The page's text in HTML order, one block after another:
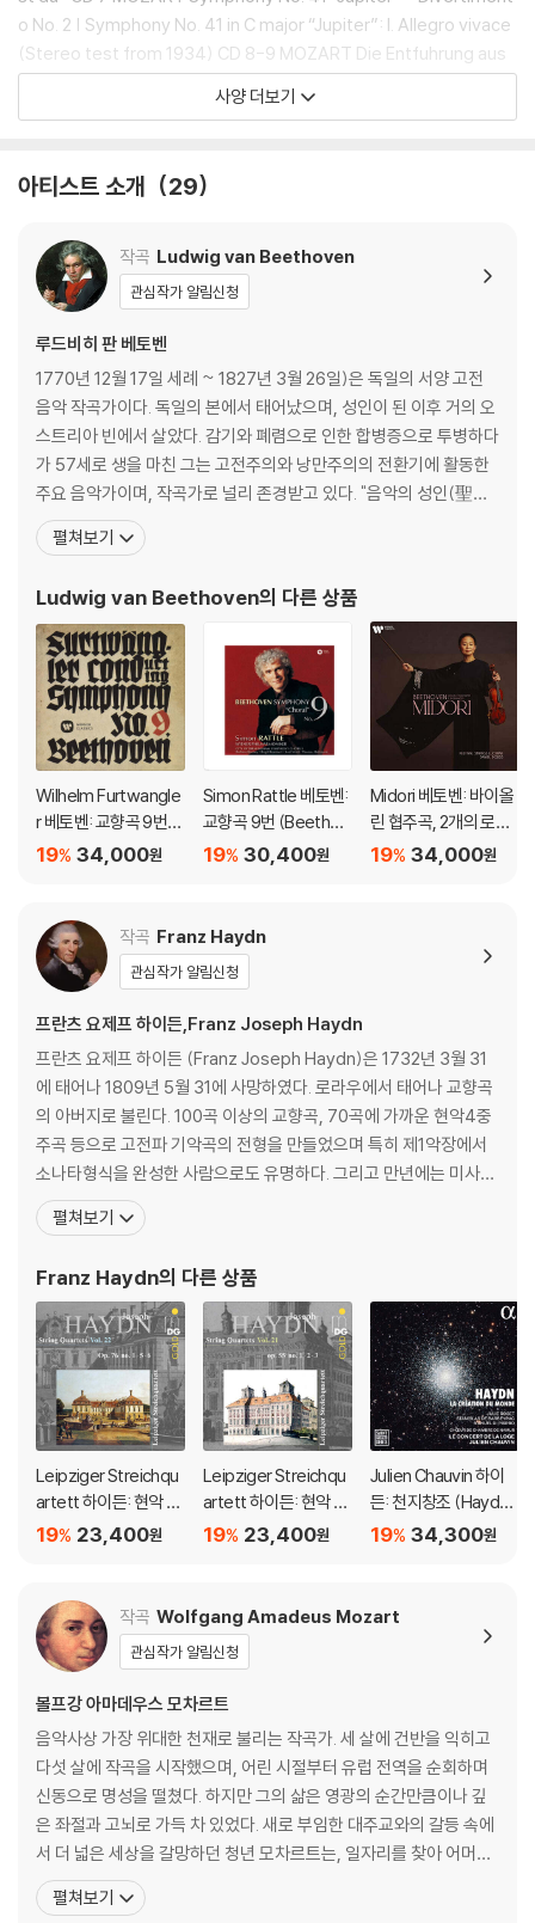
o No. 2 | Symphony No. 41 in C major “Jupiter”: I. Allegro vivace
(Stereo test from 1934) CD 8-9 MOZART Die Entfuhrung aus
dem Serail CD 10 BEETHOVEN Symphony No. 2 - The Ruins of
Athens, incidental music CD 11 BIZET L’Arlesienne, Orchestral s
gend - GRIEG Symphonic Dance, Op. 64 No. 2 CD 12 DELIUS Bri
s for small orchestra - Sleigh Ride - Intermezzo CD 13 DELIUS
Florida Suite - Dance Rhapsody No. 2 - Over the Hills and Far a
way CD 14 DELIUS Songs of Sunset | GRIEG Peer Gynt CD 15-1
6 HAYDN The Seasons CD 17 HANDEL Love in Bath, Orchestral
Suite CD 18 RIMSKY-KORSAKOV Scheherazade CD 19 LOLLIPO
PS CD 20 MORE BEECHAM LOLLIPOPS | TCHAIKOVSKY Symph
ony No. 4 (I. Andante sostenuto) CD 21 FAURE Dolly - BIZET Ca
rmen, Orchestral suite No. 1 | FRANCK Symphony in D CD 22 LIS
ZT A Faust Symphony - Orpheus CD 23 STRAUSS Ein Heldenle
ds go A’Begging, Ballet Suite - Amaryllis (exc.) - Arrival of the
erture - ROSSINI Semiramide, Overture CD 26 HAYDN Sympho
nies Nos. 99, 100 “Military” & 103 “Drum Roll” CD 27 HAYDN Sy
mphonies Nos. 101 “Clock”, 102 & 104 “London” CD 28 SCHUB
ERT Symphonies Nos. 3 & 5 CD 29 MOZART Bassoon Concert
o - Clarinet Concerto- CD 30-31 BIZET Carmen CD 32 BEETHO
VEN Symphony No. 7 - BRAHMS Symphony No. 2 CD 33 My Fav
ourite Overtures: ROSSINI La gazza ladra, La cambiale di matri
monio - MENDELSSOHN A Midsummer Night’s Dream, Die sch
one Melusine - BERLIOZ Le Corsaire | DELIBES Le Roi s’amuse
(Ballet music) CD 34 BERLIOZ Symphonie fantastique CD 35 BI
사양 더보기
아티스트 소개 29
작곡 Ludwig van Beethoven
관심작가 알림신청
루드비히 판 베토벤
1770년 12월 17일 세례 ~ 1827년 3월 26일)은 독일의 서양 고전
음악 작곡가이다. 독일의 본에서 태어났으며, 성인이 된 이후 거의 오
스트리아 빈에서 살았다. 감기와 폐렴으로 인한 합병증으로 투병하다
가 57세로 생을 마친 그는 고전주의와 낭만주의의 전환기에 활동한
주요 음악가이며, 작곡가로 널리 존경받고 있다. "음악의 성인(聖
人)" 또는 "악성"(樂聖)이라는 별칭으로 불리기도 한다. 가장 잘 알
려진 작품으로는 《교향곡 5번》, 《교향곡 6번》, 《교향곡 9번》, 《비창
브라반트 오스트
펼쳐보기
Ludwig van Beethoven의 다른 상품
Wilhelm Furtwangle
r 베토벤: 교향곡 9번
(Beethoven: Symph
34,000원
19%
Simon Rattle 베토벤:
교향곡 9번 (Beethov
en: Symphony No.
30,400원
19%
Midori 베토벤: 바이올
린 협주곡, 2개의 로망
스 - 미도리 (Beethov
34,000원
19%
작곡 Franz Haydn
관심작가 알림신청
프란츠 요제프 하이든,Franz Joseph Haydn
프란츠 요제프 하이든 (Franz Joseph Haydn)은 1732년 3월 31
에 태어나 1809년 5월 31에 사망하였다. 로라우에서 태어나 교향곡
의 아버지로 불린다. 100곡 이상의 교향곡, 70곡에 가까운 현악4중
주곡 등으로 고전파 기악곡의 전형을 만들었으며 특히 제1악장에서
소나타형식을 완성한 사람으로도 유명하다. 그리고 만년에는 미사곡
과 '천지창조(天地創造) Schopfung'(1798), '사계(四季) Die J
ahreszeiten'(1801) 등 오라토리오풍의 교회음악의 명작을 남겼
태어난 그는
펼쳐보기
Franz Haydn의 다른 상품
Leipziger Streichqu
artett 하이든: 현악 사
중주 22집 (Haydn: St
23,400원
19%
Leipziger Streichqu
artett 하이든: 현악 사
중주 21집 (Haydn: Str
23,400원
19%
Julien Chauvin 하이
든: 천지창조 (Haydn:
La Creation du mon
34,300원
19%
작곡 Wolfgang Amadeus Mozart
관심작가 알림신청
볼프강 아마데우스 모차르트
음악사상 가장 위대한 천재로 불리는 작곡가. 세 살에 건반을 익히고
다섯 살에 작곡을 시작했으며, 어린 시절부터 유럽 전역을 순회하며
신동으로 명성을 떨쳤다. 하지만 그의 삶은 영광의 순간만큼이나 깊
은 좌절과 고뇌로 가득 차 있었다. 새로 부임한 대주교와의 갈등 속에
서 더 넓은 세상을 갈망하던 청년 모차르트는, 일자리를 찾아 어머니
와 함께 만하임과 파리로 긴 여행을 떠난다. 그러나 그를 기다리고 있
던 것은 첫사랑의 배신과, 낯선 도시 파리에서 마주한 어머니의 비극
펼쳐보기